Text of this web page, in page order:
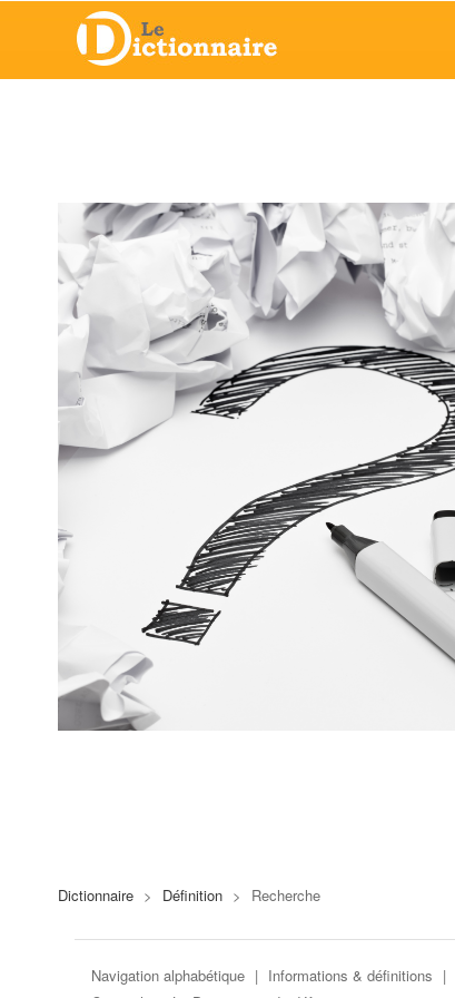
Dictionnaire > Définition > Recherche
Navigation alphabétique | Informations & définitions |